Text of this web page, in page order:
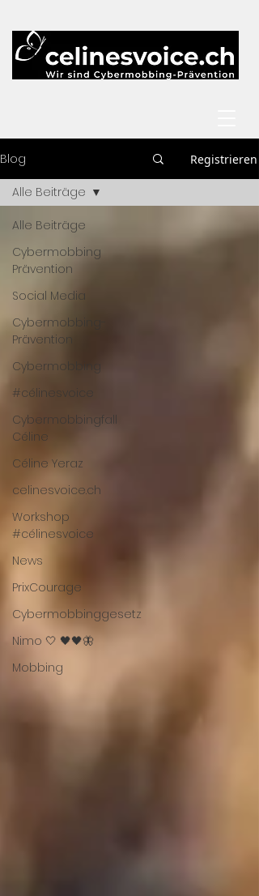
Blog Registrieren
Alle Beiträge
Cybermobbing
Prävention
Social Media
Cybermobbing-
Prävention
Cybermobbing
#célinesvoice
Cybermobbingfall
Céline
Céline Yeraz
celinesvoice.ch
Workshop
#célinesvoice
News
PrixCourage
Cybermobbinggesetz
Nimo 🤍 🖤🖤🦋
Mobbing
Alle Beiträge